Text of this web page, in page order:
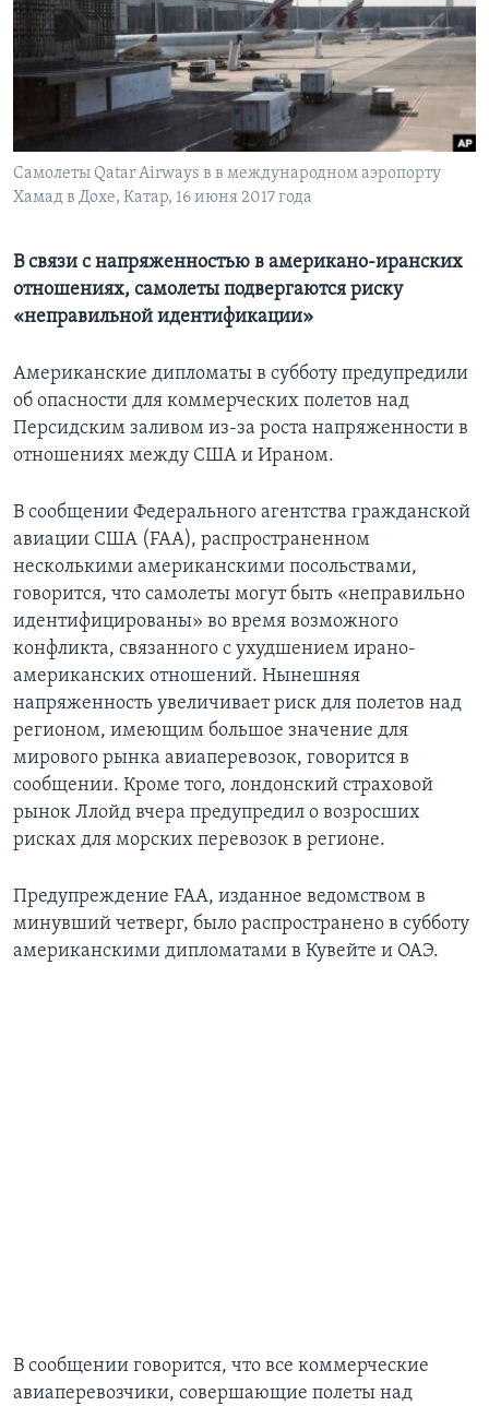
Learning English
СОЦИАЛЬНЫЕ СЕТИ
Языки
Самолеты Qatar Airways в в международном аэропорту
Хамад в Дохе, Катар, 16 июня 2017 года
В связи с напряженностью в американо-иранских
отношениях, самолеты подвергаются риску
«неправильной идентификации»
Американские дипломаты в субботу предупредили
об опасности для коммерческих полетов над
Персидским заливом из-за роста напряженности в
отношениях между США и Ираном.
В сообщении Федерального агентства гражданской
авиации США (FAA), распространенном
несколькими американскими посольствами,
говорится, что самолеты могут быть «неправильно
идентифицированы» во время возможного
конфликта, связанного с ухудшением ирано-
американских отношений. Нынешняя
напряженность увеличивает риск для полетов над
регионом, имеющим большое значение для
мирового рынка авиаперевозок, говорится в
сообщении. Кроме того, лондонский страховой
рынок Ллойд вчера предупредил о возросших
рисках для морских перевозок в регионе.
Предупреждение FAA, изданное ведомством в
минувший четверг, было распространено в субботу
американскими дипломатами в Кувейте и ОАЭ.
В сообщении говорится, что все коммерческие
авиаперевозчики, совершающие полеты над